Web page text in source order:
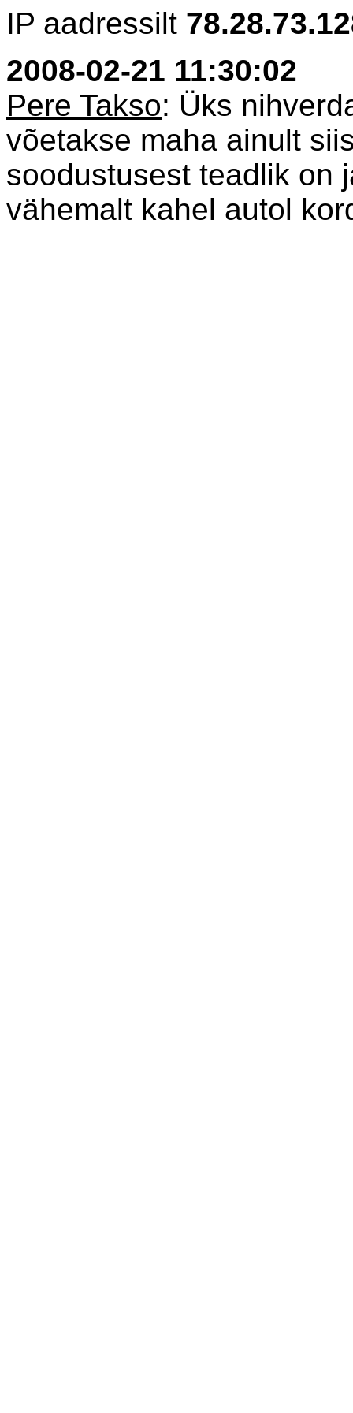
IP aadressilt
2008-02-21 11:30:02
Pere Takso: Üks
võetakse maha ainult
soodustusest teadlik on
vähemalt kahel autol